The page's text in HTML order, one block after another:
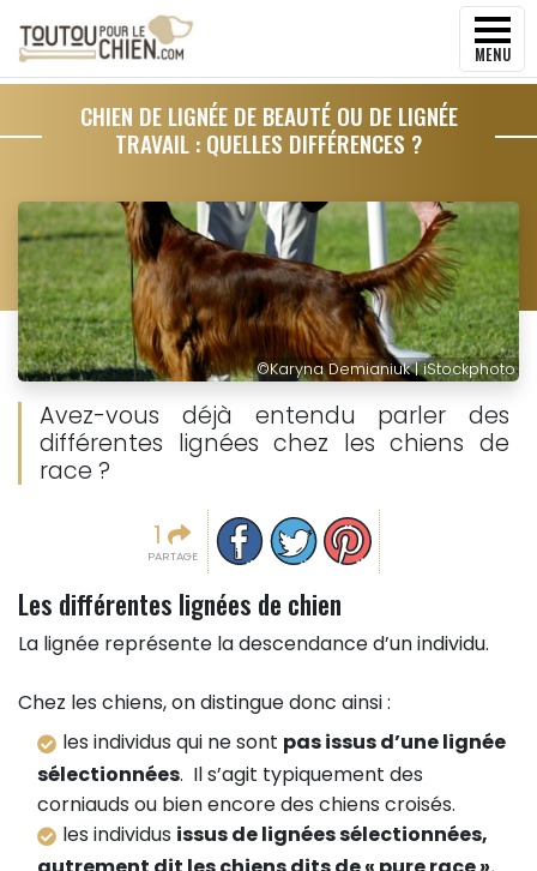
MENU
CHIEN DE LIGNÉE DE BEAUTÉ OU DE LIGNÉE
TRAVAIL : QUELLES DIFFÉRENCES ?
©Karyna Demianiuk | iStockphoto
Avez-vous déjà entendu parler des
différentes lignées chez les chiens de
race ?
1
PARTAGE
Partager sur facebook
Partager sur Twitter
Epingler sur Pinterest
Les différentes lignées de chien
La lignée représente la descendance d’un individu.
Chez les chiens, on distingue donc ainsi :
les individus qui ne sont pas issus d’une lignée
sélectionnées. Il s’agit typiquement des
corniauds ou bien encore des chiens croisés.
les individus issus de lignées sélectionnées,